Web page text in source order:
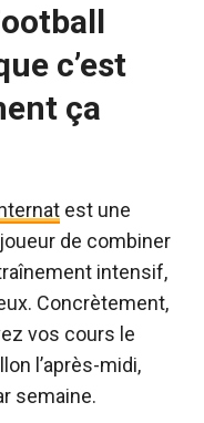
c’est
ça
est une
de combiner
intensif,
Concrètement,
vos cours le
l’après-midi,
semaine.